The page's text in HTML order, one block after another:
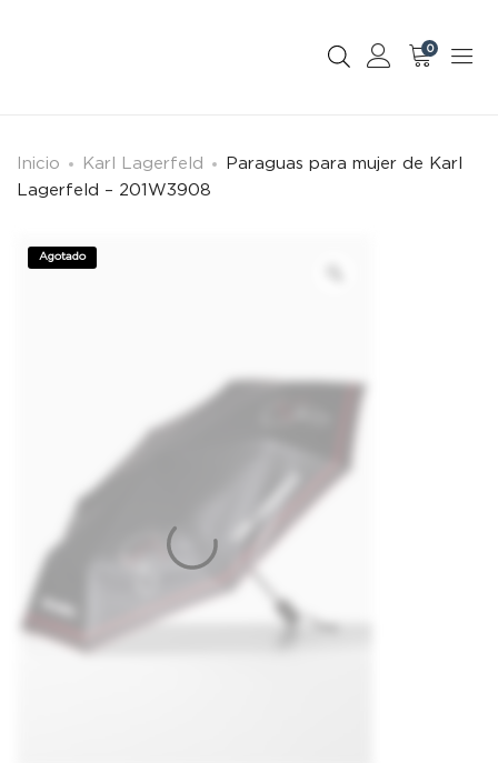
0
Inicio Karl Lagerfeld
Paraguas para mujer de Karl
Lagerfeld – 201W3908
Agotado